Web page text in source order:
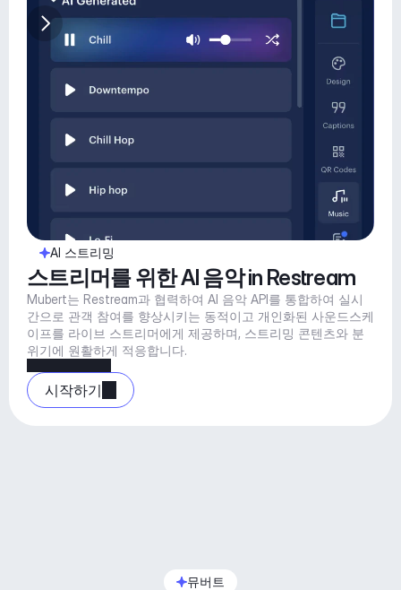
AI 스트리밍
스트리머를 위한 AI 음악 in Restream
Mubert는 Restream과 협력하여 AI 음악 API를 통합하여 실시
간으로 관객 참여를 향상시키는 동적이고 개인화된 사운드스케
이프를 라이브 스트리머에게 제공하며, 스트리밍 콘텐츠와 분
위기에 원활하게 적응합니다.
시작하기
뮤버트